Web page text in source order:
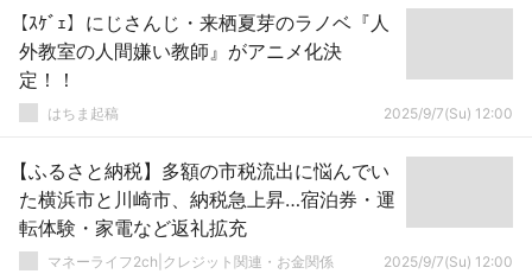
【ｽｹﾞｪ】にじさんじ・来栖夏芽のラノベ『人
外教室の人間嫌い教師』がアニメ化決
定！！
はちま起稿 2025/9/7(Su) 12:00
【ふるさと納税】多額の市税流出に悩んでい
た横浜市と川崎市、納税急上昇…宿泊券・運
転体験・家電など返礼拡充
マネーライフ2ch|クレジット関連・お金関係 2025/9/7(Su) 12:00